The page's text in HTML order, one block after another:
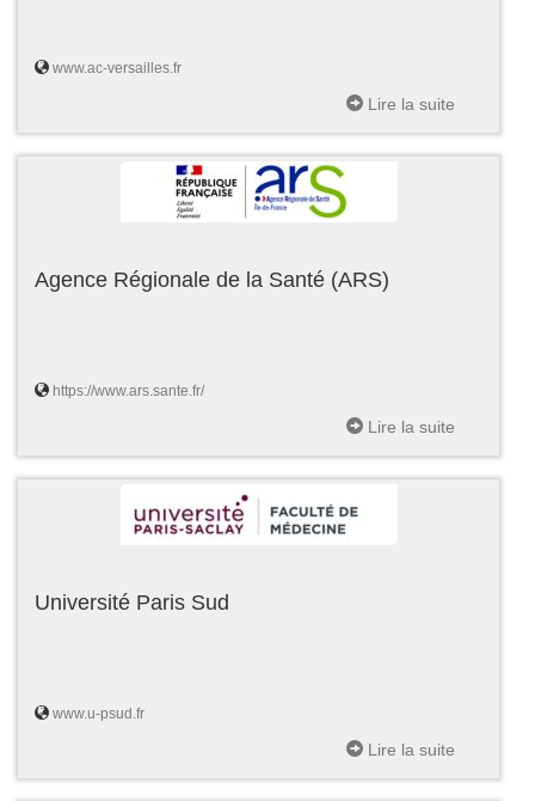
www.ac-versailles.fr
Lire la suite
Agence Régionale de la Santé (ARS)
https://www.ars.sante.fr/
Lire la suite
Université Paris Sud
www.u-psud.fr
Lire la suite